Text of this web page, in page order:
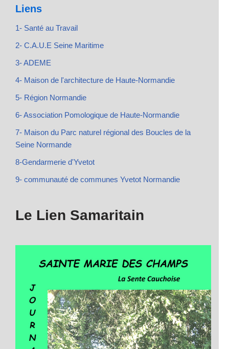
Liens
1- Santé au Travail
2- C.A.U.E Seine Maritime
3- ADEME
4- Maison de l'architecture de Haute-Normandie
5- Région Normandie
6- Association Pomologique de Haute-Normandie
7- Maison du Parc naturel régional des Boucles de la
Seine Normande
8-Gendarmerie d'Yvetot
9- communauté de communes Yvetot Normandie
Le Lien Samaritain